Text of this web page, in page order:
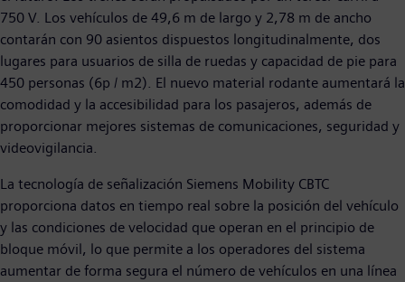
750 V. Los vehículos de 49,6 m de largo y 2,78 m de ancho
contarán con 90 asientos dispuestos longitudinalmente, dos
lugares para usuarios de silla de ruedas y capacidad de pie para
450 personas (6p / m2). El nuevo material rodante aumentará la
comodidad y la accesibilidad para los pasajeros, además de
proporcionar mejores sistemas de comunicaciones, seguridad y
videovigilancia.
La tecnología de señalización Siemens Mobility CBTC
proporciona datos en tiempo real sobre la posición del vehículo
y las condiciones de velocidad que operan en el principio de
bloque móvil, lo que permite a los operadores del sistema
aumentar de forma segura el número de vehículos en una línea